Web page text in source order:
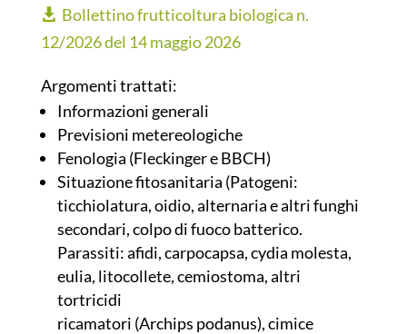
Bollettino frutticoltura biologica n.
12/2026 del 14 maggio 2026
Argomenti trattati:
Informazioni generali
Previsioni metereologiche
Fenologia (Fleckinger e BBCH)
Situazione fitosanitaria (Patogeni:
ticchiolatura, oidio, alternaria e altri funghi
secondari, colpo di fuoco batterico.
Parassiti: afidi, carpocapsa, cydia molesta,
eulia, litocollete, cemiostoma, altri
tortricidi
ricamatori (Archips podanus), cimice